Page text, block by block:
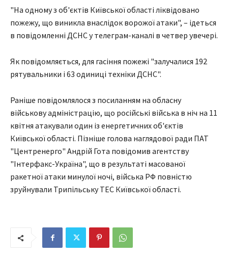
"На одному з об'єктів Київської області ліквідовано
пожежу, що виникла внаслідок ворожої атаки", – ідеться
в повідомленні ДСНС у телеграм-каналі в четвер увечері.
Як повідомляється, для гасіння пожежі "залучалися 192
рятувальники і 63 одиниці техніки ДСНС".
Раніше повідомлялося з посиланням на обласну
військову адміністрацію, що російські війська в ніч на 11
квітня атакували один із енергетичних об'єктів
Київської області. Пізніше голова наглядової ради ПАТ
"Центренерго" Андрій Гота повідомив агентству
"Інтерфакс-Україна", що в результаті масованої
ракетної атаки минулої ночі, війська РФ повністю
зруйнували Трипільську ТЕС Київської області.